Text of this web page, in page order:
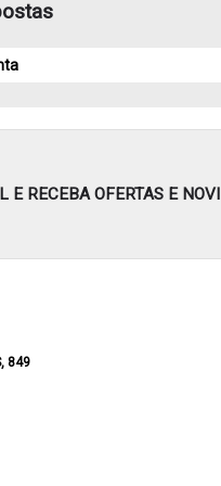
E RECEBA OFERTAS E
849